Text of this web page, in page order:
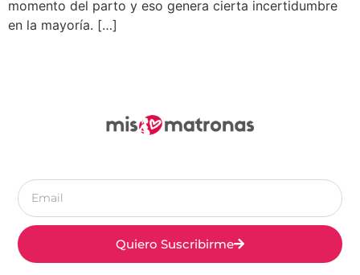
momento del parto y eso genera cierta incertidumbre
en la mayoría. […]
Quiero Suscribirme